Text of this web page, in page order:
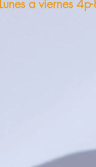
Lunes a viernes